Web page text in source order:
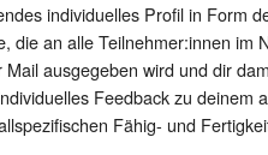
individuelles Profil in Form
die an alle Teilnehmer:innen im
ausgegeben wird und dir
Feedback zu deinem
Fähig- und